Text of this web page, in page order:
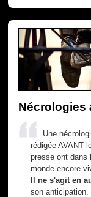
Nécrologies
Une
rédigée AVANT
presse ont dans
monde encore
Il ne s'agit en
son anticipation.